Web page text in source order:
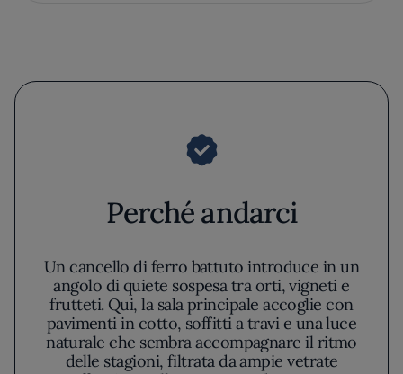
Perché andarci
Un cancello di ferro battuto introduce in un
angolo di quiete sospesa tra orti, vigneti e
frutteti. Qui, la sala principale accoglie con
pavimenti in cotto, soffitti a travi e una luce
naturale che sembra accompagnare il ritmo
delle stagioni, filtrata da ampie vetrate